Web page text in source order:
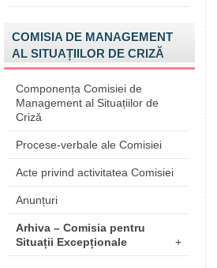
COMISIA DE MANAGEMENT
AL SITUAȚIILOR DE CRIZĂ
Componența Comisiei de
Management al Situațiilor de
Criză
Procese-verbale ale Comisiei
Acte privind activitatea Comisiei
Anunțuri
Arhiva – Comisia pentru
Situații Excepționale
+